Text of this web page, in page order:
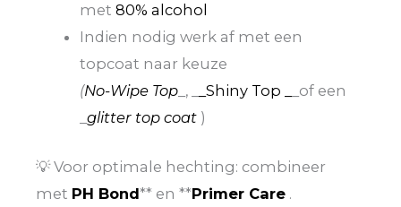
met80% alcohol
Indien nodig werk af met een
topcoat naar keuze
(No-Wipe Top _, _ _Shiny Top _
_of een
_glitter top coat )
💡 Voor optimale hechting: combineer
met PH Bond** en **Primer Care .